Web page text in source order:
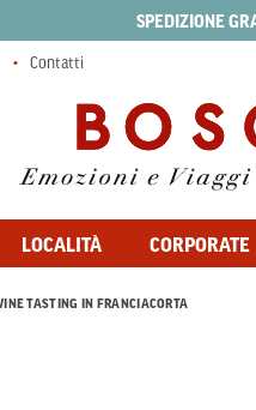
SPEDIZIONE
LOCALITÀ CORPORATE
Contatti
TASTING IN FRANCIACORTA